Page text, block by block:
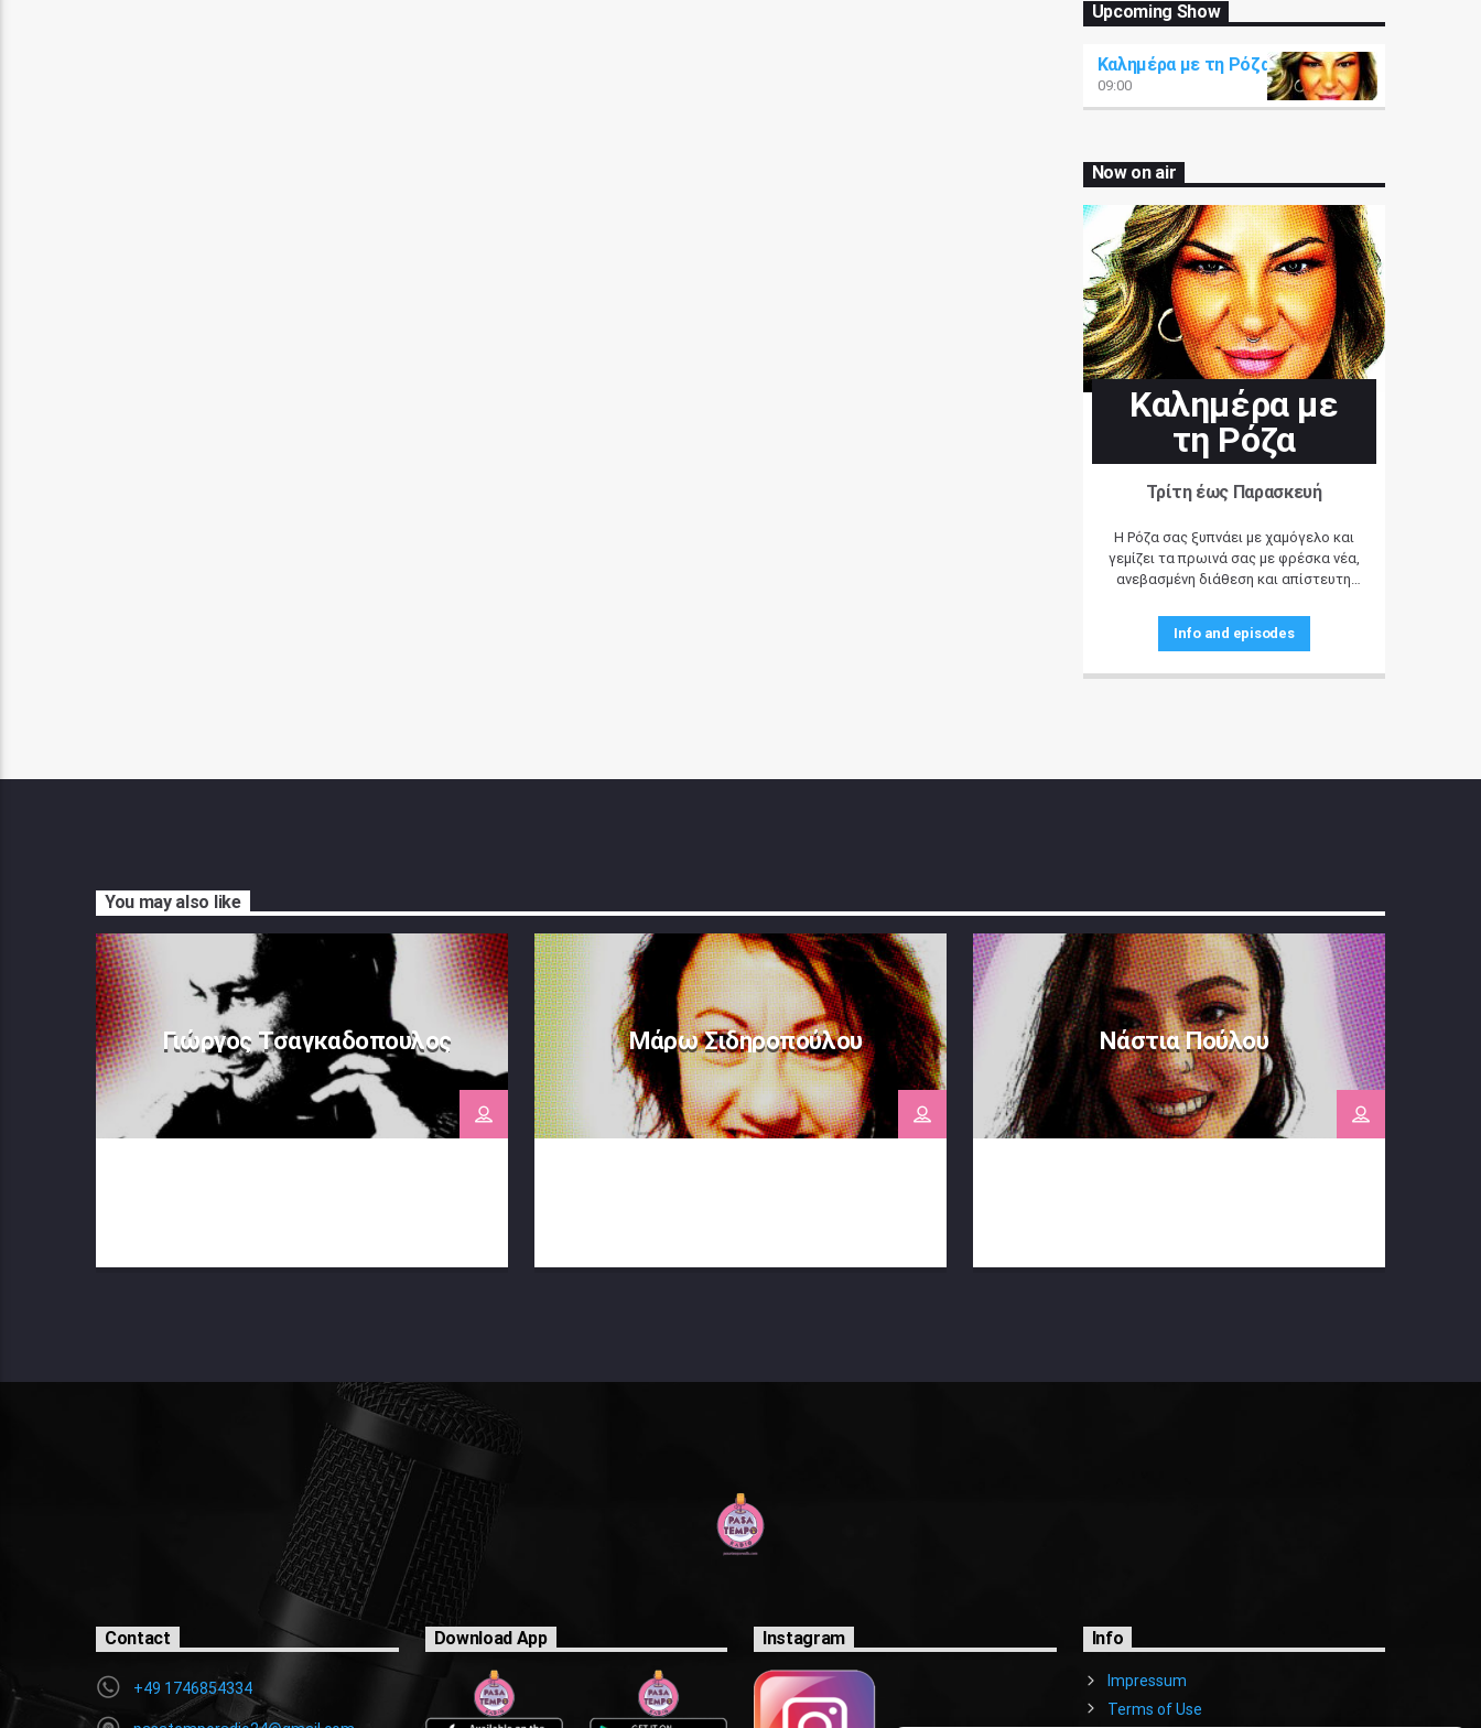
Upcoming Show
Καλημέρα με τη Ρόζα
09:00
Now on air
Καλημέρα με
τη Ρόζα
Τρίτη έως Παρασκευή
Η Ρόζα σας ξυπνάει με χαμόγελο και
γεμίζει τα πρωινά σας με φρέσκα νέα,
ανεβασμένη διάθεση και απίστευτη
11:00 στο Pasatempo Radio!
Info and episodes
You may also like
Γιώργος Τσαγκαδοπουλος Μάρω Σιδηροπούλου Νάστια Πούλου
Contact
+49 1746854334
Download App Instagram Info
Impressum
Terms of Use